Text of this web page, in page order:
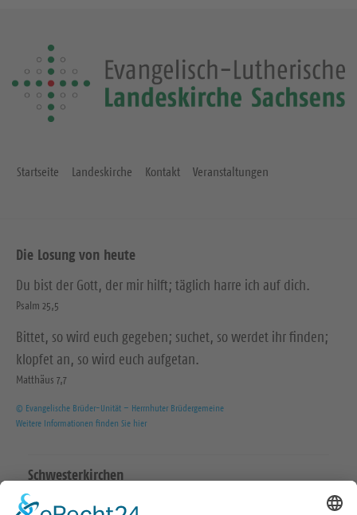
Startseite Landeskirche Kontakt Veranstaltungen
Die Losung von heute
Du bist der Gott, der mir hilft; täglich harre ich auf dich.
Psalm 25,5
Bittet, so wird euch gegeben; suchet, so werdet ihr finden;
klopfet an, so wird euch aufgetan.
Matthäus 7,7
© Evangelische Brüder-Unität – Herrnhuter Brüdergemeine
Weitere Informationen finden Sie hier
Schwesterkirchen
Ev.-Luth. Martinskirchgemeinde Hirschstein